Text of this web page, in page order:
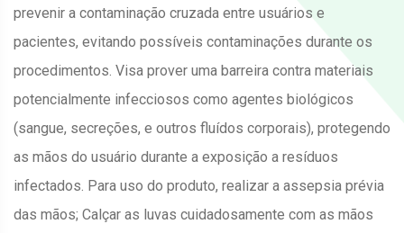
prevenir a contaminação cruzada entre usuários e
pacientes, evitando possíveis contaminações durante os
procedimentos. Visa prover uma barreira contra materiais
potencialmente infecciosos como agentes biológicos
(sangue, secreções, e outros fluídos corporais), protegendo
as mãos do usuário durante a exposição a resíduos
infectados. Para uso do produto, realizar a assepsia prévia
das mãos; Calçar as luvas cuidadosamente com as mãos